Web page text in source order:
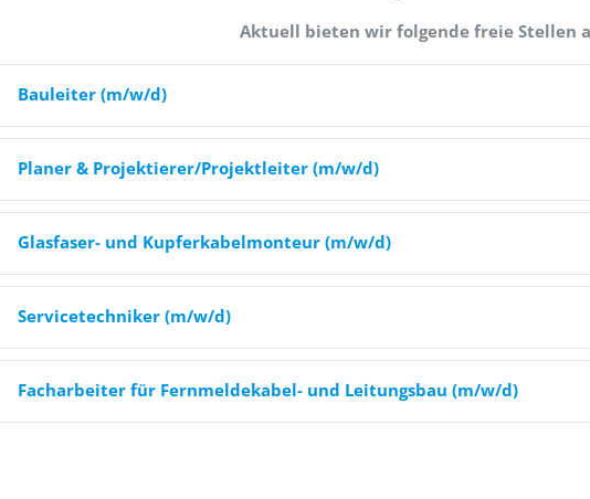
Aktuell bieten wir folgende freie Stellen
Bauleiter (m/w/d)
Planer & Projektierer/Projektleiter (m/w/d)
Glasfaser- und Kupferkabelmonteur (m/w/d)
Servicetechniker (m/w/d)
Facharbeiter für Fernmeldekabel- und Leitungsbau (m/w/d)